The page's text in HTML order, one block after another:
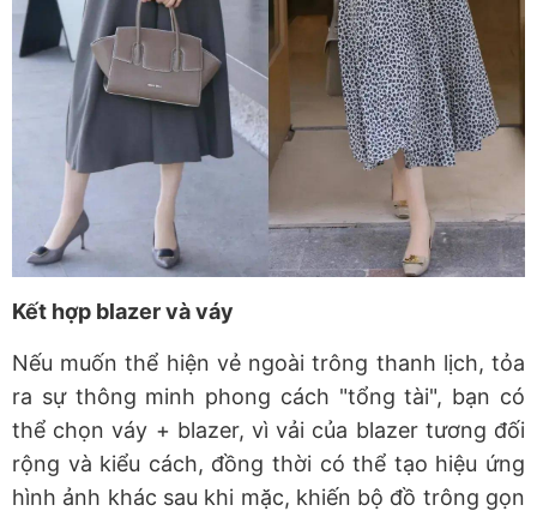
Kết hợp blazer và váy
Nếu muốn thể hiện vẻ ngoài trông thanh lịch, tỏa
ra sự thông minh phong cách "tổng tài", bạn có
thể chọn váy + blazer, vì vải của blazer tương đối
rộng và kiểu cách, đồng thời có thể tạo hiệu ứng
hình ảnh khác sau khi mặc, khiến bộ đồ trông gọn